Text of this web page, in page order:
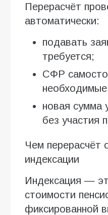
Перерасчёт
автоматически:
подавать
требуется;
СФР
новая сумма
без участия
Чем перерасчёт
индексации
Индексация —
стоимости
фиксированной